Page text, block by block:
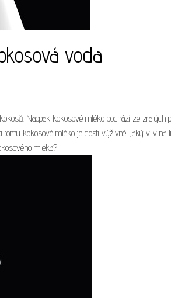
voda
Naopak kokosové mléko pochází ze zralých
tomu kokosové mléko je dosti výživné. Jaký vliv na
mléka?